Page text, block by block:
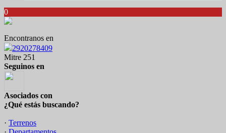
0
Encontranos en
2920278409
Mitre 251
Seguinos en
Asociados con
¿Qué estás buscando?
· Terrenos